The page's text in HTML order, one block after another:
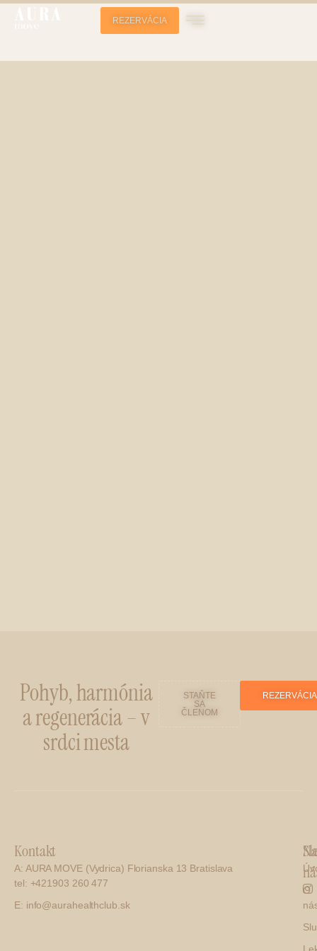
REZERVÁCIA
Pohyb, harmónia
a regenerácia – v
srdci mesta
STAŇTE
SA
ČLENOM
REZERVÁCIA
Kontakt
A: AURA MOVE (Vydrica) Florianska 13 Bratislava
tel: +421903 260 477
E: info@aurahealthclub.sk
O